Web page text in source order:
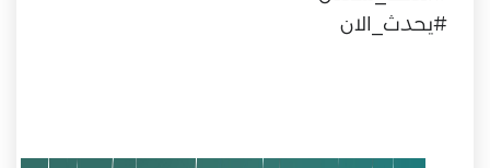
#يحدث_الان